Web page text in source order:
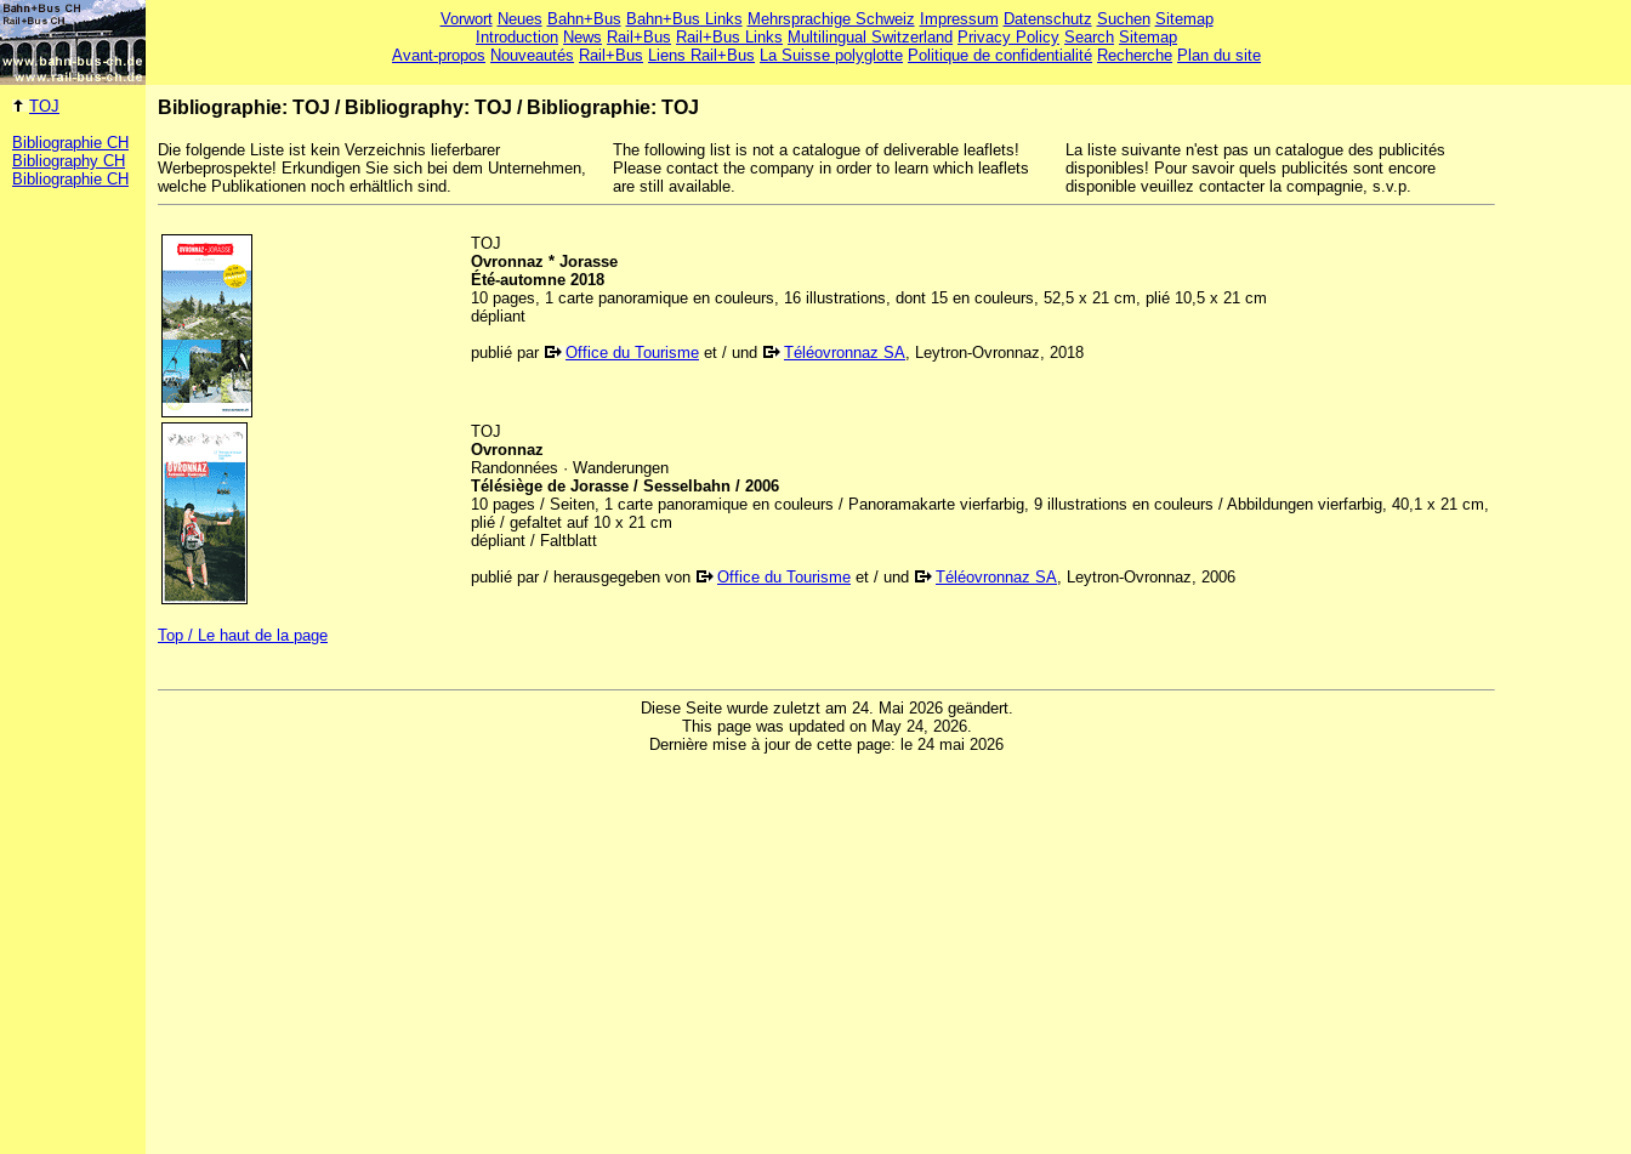
Vorwort Neues Bahn+Bus Bahn+Bus Links Mehrsprachige Schweiz Impressum Datenschutz Suchen Sitemap
Introduction News Rail+Bus Rail+Bus Links Multilingual Switzerland Privacy Policy Search Sitemap
Avant-propos Nouveautés Rail+Bus Liens Rail+Bus La Suisse polyglotte Politique de confidentialité Recherche Plan du site
TOJ
Bibliographie CH
Bibliography CH
Bibliographie CH
Bibliographie: TOJ / Bibliography: TOJ / Bibliographie: TOJ
Die folgende Liste ist kein Verzeichnis lieferbarer
Werbeprospekte! Erkundigen Sie sich bei dem Unternehmen,
welche Publikationen noch erhältlich sind.
The following list is not a catalogue of deliverable leaflets!
Please contact the company in order to learn which leaflets
are still available.
La liste suivante n'est pas un catalogue des publicités
disponibles! Pour savoir quels publicités sont encore
disponible veuillez contacter la compagnie, s.v.p.
TOJ
Ovronnaz * Jorasse
Été-automne 2018
10 pages, 1 carte panoramique en couleurs, 16 illustrations, dont 15 en couleurs, 52,5 x 21 cm, plié 10,5 x 21 cm
dépliant
publié par
Office du Tourisme et / und Téléovronnaz SA, Leytron-Ovronnaz, 2018
TOJ
Ovronnaz
Randonnées · Wanderungen
Télésiège de Jorasse / Sesselbahn / 2006
10 pages / Seiten, 1 carte panoramique en couleurs / Panoramakarte vierfarbig, 9 illustrations en couleurs / Abbildungen vierfarbig, 40,1 x 21 cm,
plié / gefaltet auf 10 x 21 cm
dépliant / Faltblatt
publié par / herausgegeben von
Office du Tourisme et / und Téléovronnaz SA, Leytron-Ovronnaz, 2006
Top / Le haut de la page
Diese Seite wurde zuletzt am 24. Mai 2026 geändert.
This page was updated on May 24, 2026.
Dernière mise à jour de cette page: le 24 mai 2026